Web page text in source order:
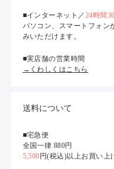
■インターネット／ 24時間
パソコン、スマートフォン
みいただけます。
■実店舗の営業時間
→くわしくはこちら
送料について
■宅急便
全国一律 880円
5,500円(税込)以上お買い上